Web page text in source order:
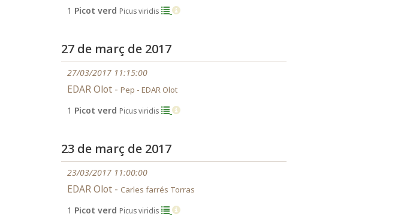
1 Picot verd Picus viridis
27 de març de 2017
27/03/2017 11:15:00
EDAR Olot - Pep - EDAR Olot
1 Picot verd Picus viridis
23 de març de 2017
23/03/2017 11:00:00
EDAR Olot - Carles farrés Torras
1 Picot verd Picus viridis